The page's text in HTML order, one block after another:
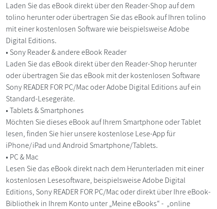
Laden Sie das eBook direkt über den Reader-Shop auf dem
tolino herunter oder übertragen Sie das eBook auf Ihren tolino
mit einer kostenlosen Software wie beispielsweise Adobe
Digital Editions.
• Sony Reader & andere eBook Reader
Laden Sie das eBook direkt über den Reader-Shop herunter
oder übertragen Sie das eBook mit der kostenlosen Software
Sony READER FOR PC/Mac oder Adobe Digital Editions auf ein
Standard-Lesegeräte.
• Tablets & Smartphones
Möchten Sie dieses eBook auf Ihrem Smartphone oder Tablet
lesen, finden Sie hier unsere kostenlose Lese-App für
iPhone/iPad und Android Smartphone/Tablets.
• PC & Mac
Lesen Sie das eBook direkt nach dem Herunterladen mit einer
kostenlosen Lesesoftware, beispielsweise Adobe Digital
Editions, Sony READER FOR PC/Mac oder direkt über Ihre eBook-
Bibliothek in Ihrem Konto unter „Meine eBooks“ - „online